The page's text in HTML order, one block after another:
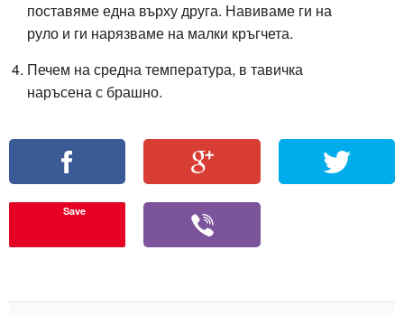
поставяме една върху друга. Навиваме ги на
руло и ги нарязваме на малки кръгчета.
Печем на средна температура, в тавичка
наръсена с брашно.
Save